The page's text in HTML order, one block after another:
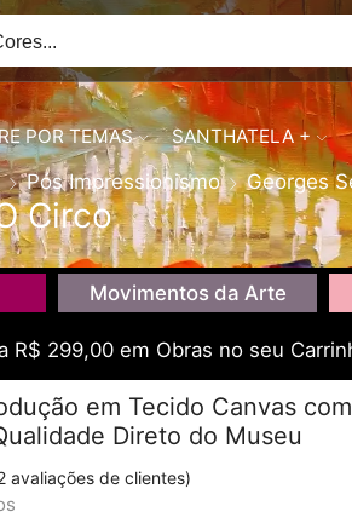
POR TEMAS SANTHATELA +
Pós Impressionismo Georges
Circo
Movimentos da Arte
R$ 299,00 em Obras no seu
em Tecido Canvas com
Direto do Museu
avaliações de clientes)